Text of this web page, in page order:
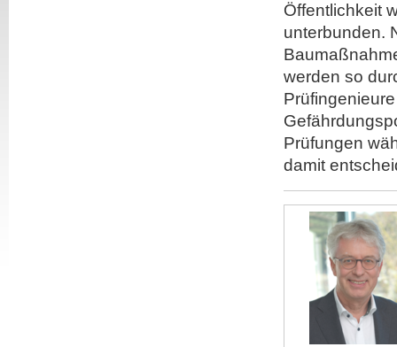
Öffentlichkeit
unterbunden.
werden so
Prüfungen
damit